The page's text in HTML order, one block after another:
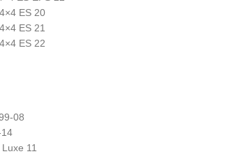
ES 20
ES 21
ES 22
08
11